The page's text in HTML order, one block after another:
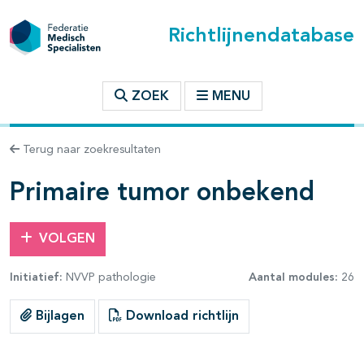
Richtlijnendatabase
ZOEK MENU
Terug naar zoekresultaten
Primaire tumor onbekend
VOLGEN
Initiatief: NVVP pathologie Aantal modules: 26
Bijlagen Download richtlijn
binnen deze richtlijn
open- en dichtklappen